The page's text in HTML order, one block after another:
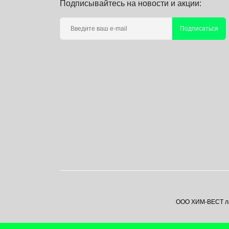
для DJI RS 2
для Mavic 2 Zoom
Подписывайтесь на новости и акции:
Подписаться
ООО ХИМ-ВЕСТ